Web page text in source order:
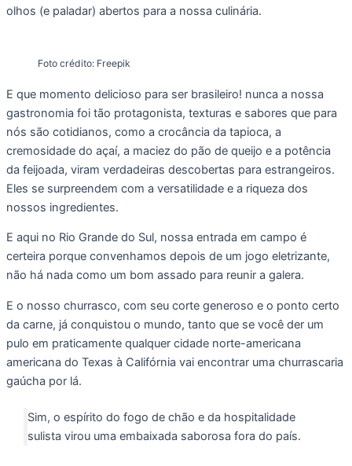
olhos (e paladar) abertos para a nossa culinária.
Foto crédito: Freepik
E que momento delicioso para ser brasileiro! nunca a nossa
gastronomia foi tão protagonista, texturas e sabores que para
nós são cotidianos, como a crocância da tapioca, a
cremosidade do açaí, a maciez do pão de queijo e a potência
da feijoada, viram verdadeiras descobertas para estrangeiros.
Eles se surpreendem com a versatilidade e a riqueza dos
nossos ingredientes.
E aqui no Rio Grande do Sul, nossa entrada em campo é
certeira porque convenhamos depois de um jogo eletrizante,
não há nada como um bom assado para reunir a galera.
E o nosso churrasco, com seu corte generoso e o ponto certo
da carne, já conquistou o mundo, tanto que se você der um
pulo em praticamente qualquer cidade norte-americana
americana do Texas à Califórnia vai encontrar uma churrascaria
gaúcha por lá.
Sim, o espírito do fogo de chão e da hospitalidade
sulista virou uma embaixada saborosa fora do país.